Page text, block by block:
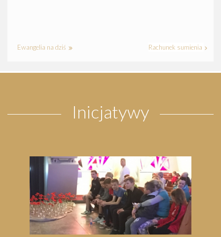
Ewangelia na dziś Rachunek sumienia
Inicjatywy